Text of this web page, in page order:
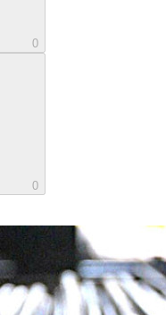
0
0